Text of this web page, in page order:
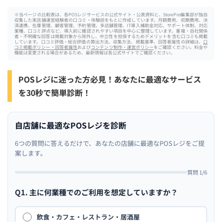
※当ページの比較表は、各POSレジサービスの公式サイト・公表資料と、StorePro編集部が独自
収集した実店舗運営経験者の口コミ・体験談をもとに作成しています。月額費用、初期費用、決
済連携、在庫管理、顧客管理、予約管理、多店舗管理、IT導入補助金対応、サポート体制、対応
業種、口コミ評点など、導入前に確認されやすい項目を中心に整理しています。重複・自社関係
者・不明確な回答は掲載対象から除外し、中立性を担保するためデメリットを含む口コミも掲載
しています。口コミ評価・総合評価の算出方法、収集方法、掲載基準、回答者属性の詳細は、 口
コミ掲載ポリシー・回答者属性およびコンテンツ制作・運営ポリシーをご確認ください。料金や
機能は変更される場合があるため、最新情報は各公式サイトでご確認ください。
POSレジに迷った方必見！あなたに最適なサービス
を30秒で簡単診断！
自店舗に最適なPOSレジを診断
6つの質問に答えるだけで、あなたの店舗に最適なPOSレジをご提
案します。
質問 1/6
Q1. 主に何業種でのご利用を想定していますか？
飲食・カフェ・レストラン・居酒屋